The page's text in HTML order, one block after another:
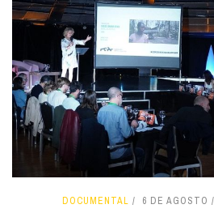
DOCUMENTAL 6 DE AGOSTO